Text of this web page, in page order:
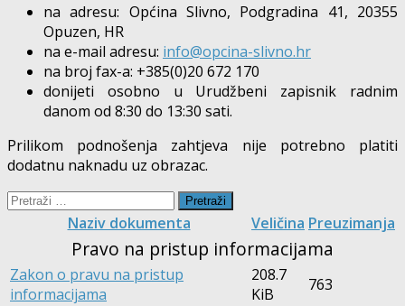
na adresu: Općina Slivno, Podgradina 41, 20355
Opuzen, HR
na e-mail adresu: info@opcina-slivno.hr
na broj fax-a: +385(0)20 672 170
donijeti osobno u Urudžbeni zapisnik radnim
danom od 8:30 do 13:30 sati.
Prilikom podnošenja zahtjeva nije potrebno platiti
dodatnu naknadu uz obrazac.
Pretraži:
Naziv dokumenta
Veličina Preuzimanja
Pravo na pristup informacijama
Zakon o pravu na pristup
informacijama
208.7
KiB
763